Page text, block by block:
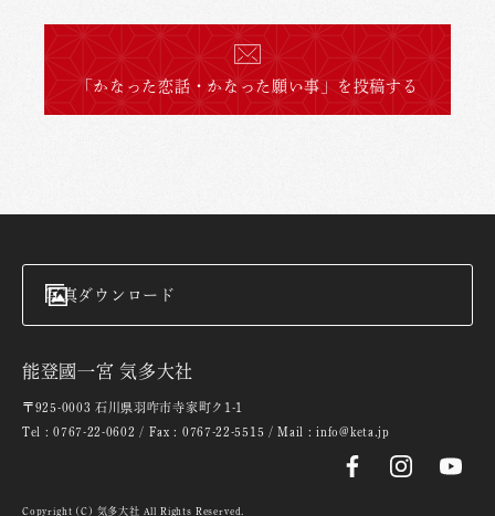
「かなった恋話・かなった願い事」を投稿する
写真ダウンロード
能登國一宮 気多大社
〒925-0003 石川県羽咋市寺家町ク1-1
Tel : 0767-22-0602 / Fax : 0767-22-5515 / Mail : info@keta.jp
Copyright (C) 気多大社 All Rights Reserved.